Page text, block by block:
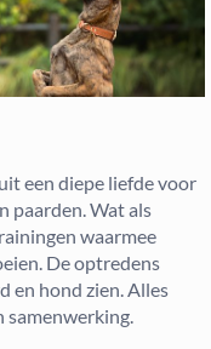
een diepe liefde voor
paarden. Wat als
waarmee
De optredens
en hond zien. Alles
samenwerking.